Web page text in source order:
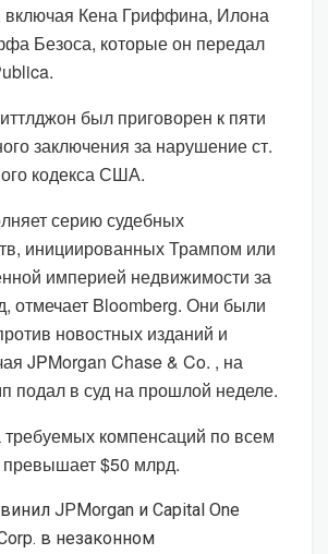
включая Кена Гриффина, Илона
Безоса, которые он передал
был приговорен к пяти
заключения за нарушение ст.
кодекса США.
серию судебных
инициированных Трампом или
империей недвижимости за
отмечает Bloomberg. Они были
новостных изданий и
JPMorgan Chase & Co. , на
подал в суд на прошлой неделе.
компенсаций по всем
$50 млрд.
JPMorgan и Capital One
в незаконном